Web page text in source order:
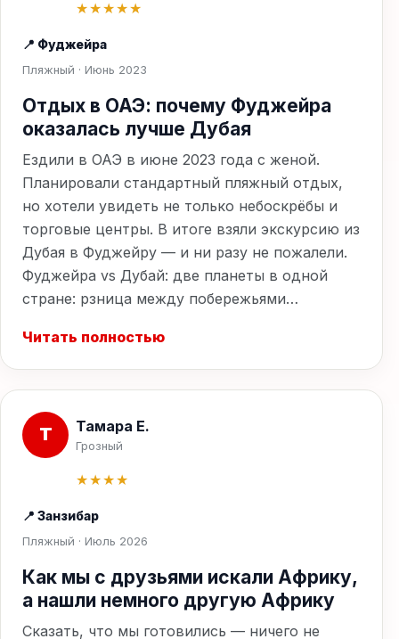
★★★★★
📍 Фуджейра
Пляжный · Июнь 2023
Отдых в ОАЭ: почему Фуджейра
оказалась лучше Дубая
Ездили в ОАЭ в июне 2023 года с женой.
Планировали стандартный пляжный отдых,
но хотели увидеть не только небоскрёбы и
торговые центры. В итоге взяли экскурсию из
Дубая в Фуджейру — и ни разу не пожалели.
Фуджейра vs Дубай: две планеты в одной
стране: рзница между побережьями…
Читать полностью
Т Тамара Е.
Грозный
★★★★
📍 Занзибар
Пляжный · Июль 2026
Как мы с друзьями искали Африку,
а нашли немного другую Африку
Сказать, что мы готовились — ничего не